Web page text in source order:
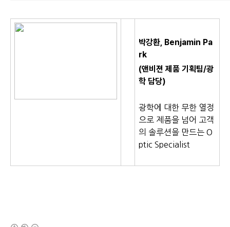
박강환, Benjamin Pa
rk
(앤비젼 제품 기획팀/광
학 담당)
광학에 대한 무한 열정
으로 제품을 넘어 고객
의 솔루션을 만드는 O
ptic Specialist